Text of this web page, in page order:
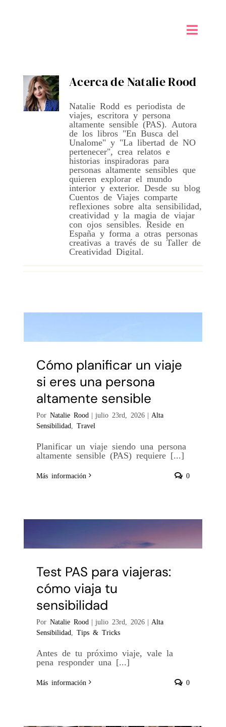
Toggle
Taller de Creatividad Digital
Tienda
Mi Blog
Contáctame
Acerca deNatalie Rood
Natalie Rodd es periodista de
viajes, escritora y persona
altamente sensible (PAS). Autora
de los libros "En Busca del
Unalome" y "La libertad de NO
pertenecer", crea relatos e
historias inspiradoras para
personas altamente sensibles que
quieren explorar el mundo
interior y exterior. Desde su blog
Cuentos de Viajes comparte
reflexiones sobre alta sensibilidad,
creatividad y la magia de viajar
con ojos sensibles. Reside en
España y forma a otras personas
creativas a través de su Taller de
Creatividad Digital.
Cómo planificar un viaje
si eres una persona
altamente sensible
Por Natalie Rood | julio 23rd, 2026 | Alta
Sensibilidad
Travel
Planificar un viaje siendo una persona
altamente sensible (PAS) requiere [...]
Más información 0
Test PAS para viajeras:
cómo viaja tu
sensibilidad
Por Natalie Rood | julio 23rd, 2026 | Alta
Sensibilidad
Tips & Tricks
Antes de tu próximo viaje, vale la
pena responder una [...]
Más información 0